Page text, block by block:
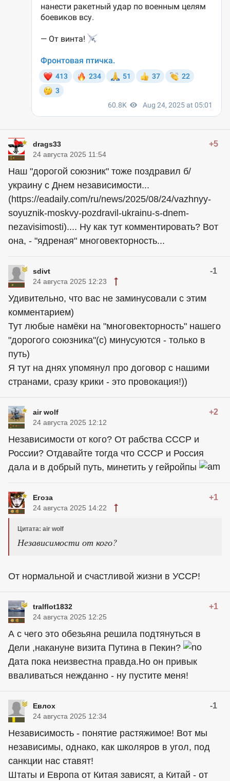
drags33 +5
24 августа 2025 11:54
Наш "дорогой союзник" тоже поздравил б/
украину с Днем независимости...
(https://eadaily.com/ru/news/2025/08/24/vazhnyy-
soyuznik-moskvy-pozdravil-ukrainu-s-dnem-
nezavisimosti).... Ну как тут комментировать? Вот
она, - "ядреная" многовекторность...
sdivt -1
24 августа 2025 12:23
Удивительно, что вас не заминусовали с этим
комментарием)
Тут любые намёки на "многовекторность" нашего
"дорогого союзника"(с) минусуются - только в
путь)
Я тут на днях упомянул про договор с нашими
странами, сразу крики - это провокация!))
air wolf +2
24 августа 2025 12:12
Независимости от кого? От рабства СССР и
России? Отдавайте тогда что СССР и Россия
дала и в добрый путь, минетить у гейройпы
Егоза +1
24 августа 2025 14:22
Цитата: air wolf
Независимости от кого?
От нормальной и счастливой жизни в УССР!
tralflot1832 +1
24 августа 2025 12:25
А с чего это обезьяна решила подтянуться в
Дели ,накануне визита Путина в Пекин?
Дата пока неизвестна правда.Но он привык
вваливаться нежданно - ну пустите меня!
Евлох -1
24 августа 2025 12:34
Независимость - понятие растяжимое! Вот мы
независимы, однако, как школяров в угол, под
санкции нас ставят!
Штаты и Европа от Китая зависят, а Китай - от